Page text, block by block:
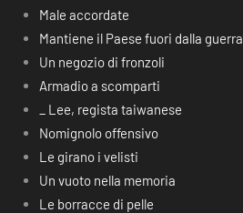
Male accordate
Mantiene il Paese fuori dalla guerra
Un negozio di fronzoli
Armadio a scomparti
_ Lee, regista taiwanese
Nomignolo offensivo
Le girano i velisti
Un vuoto nella memoria
Le borracce di pelle